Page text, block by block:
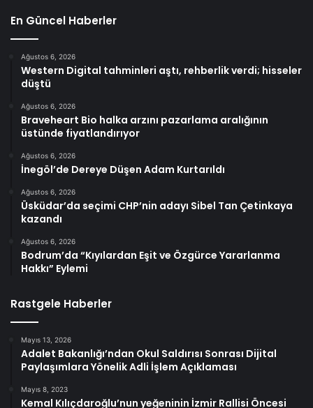
En Güncel Haberler
Ağustos 6, 2026
Western Digital tahminleri aştı, rehberlik verdi; hisseler
düştü
Ağustos 6, 2026
Braveheart Bio halka arzını pazarlama aralığının
üstünde fiyatlandırıyor
Ağustos 6, 2026
İnegöl’de Dereye Düşen Adam Kurtarıldı
Ağustos 6, 2026
Üsküdar’da seçimi CHP’nin adayı Sibel Tan Çetinkaya
kazandı
Ağustos 6, 2026
Bodrum’da “Kıyılardan Eşit ve Özgürce Yararlanma
Hakkı” Eylemi
Rastgele Haberler
Mayıs 13, 2026
Adalet Bakanlığı’ndan Okul Saldırısı Sonrası Dijital
Paylaşımlara Yönelik Adli İşlem Açıklaması
Mayıs 8, 2023
Kemal Kılıçdaroğlu’nun yeğeninin İzmir Rallisi Öncesi